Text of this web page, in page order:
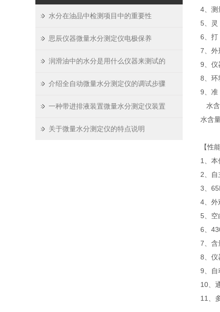
水分在油品中检测项目中的重要性
思辰仪器微量水分测定仪电极保养
润滑油中的水分是用什么仪器来测试的
介绍全自动微量水分测定仪的调试步骤
一种带进排液装置微量水分测定仪装置
关于微量水分测定仪的特点说明
4、测
5、灵
6、打
7、外
9、仪
8、
9、准
水含
水含
【性
1、本
2、自
3、
4、外
5、空
6、
7、含
8、仪
9、自
10、
11、